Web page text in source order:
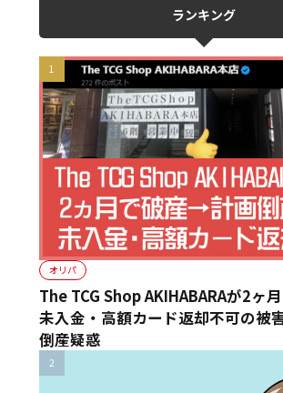
ランキング
オリパ
The TCG Shop AKIHABARAが2ヶ
未入金・高額カード返却不可の被
倒産疑惑